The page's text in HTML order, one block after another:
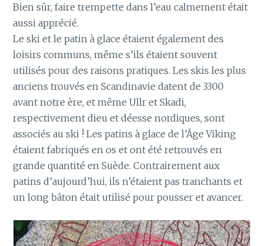
Bien sûr, faire trempette dans l’eau calmement était
aussi apprécié.
Le ski et le patin à glace étaient également des
loisirs communs, même s’ils étaient souvent
utilisés pour des raisons pratiques. Les skis les plus
anciens trouvés en Scandinavie datent de 3300
avant notre ère, et même Ullr et Skadi,
respectivement dieu et déesse nordiques, sont
associés au ski ! Les patins à glace de l’Âge Viking
étaient fabriqués en os et ont été retrouvés en
grande quantité en Suède. Contrairement aux
patins d’aujourd’hui, ils n’étaient pas tranchants et
un long bâton était utilisé pour pousser et avancer.